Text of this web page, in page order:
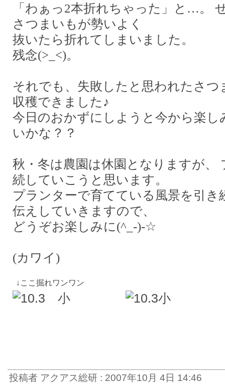
「わぁっ2本折れちゃった」と…。
さつまいもが勢いよく
抜いたら折れてしまいました。
残念(>_<)。
それでも、失敗したと思われたさつ
収穫できました♪
今日のおかずにしようと今から楽し
いかな？？
秋・冬は農園は休園となりますが、
続していこうと思います。
プランターで育てている風景を引き
伝えしていきますので、
どうぞお楽しみに(^_-)-☆
(カワイ)
↓ここ掘れワンワン ↓出て
投稿者 アクアス総研 : 2007年10月 4日 14:46